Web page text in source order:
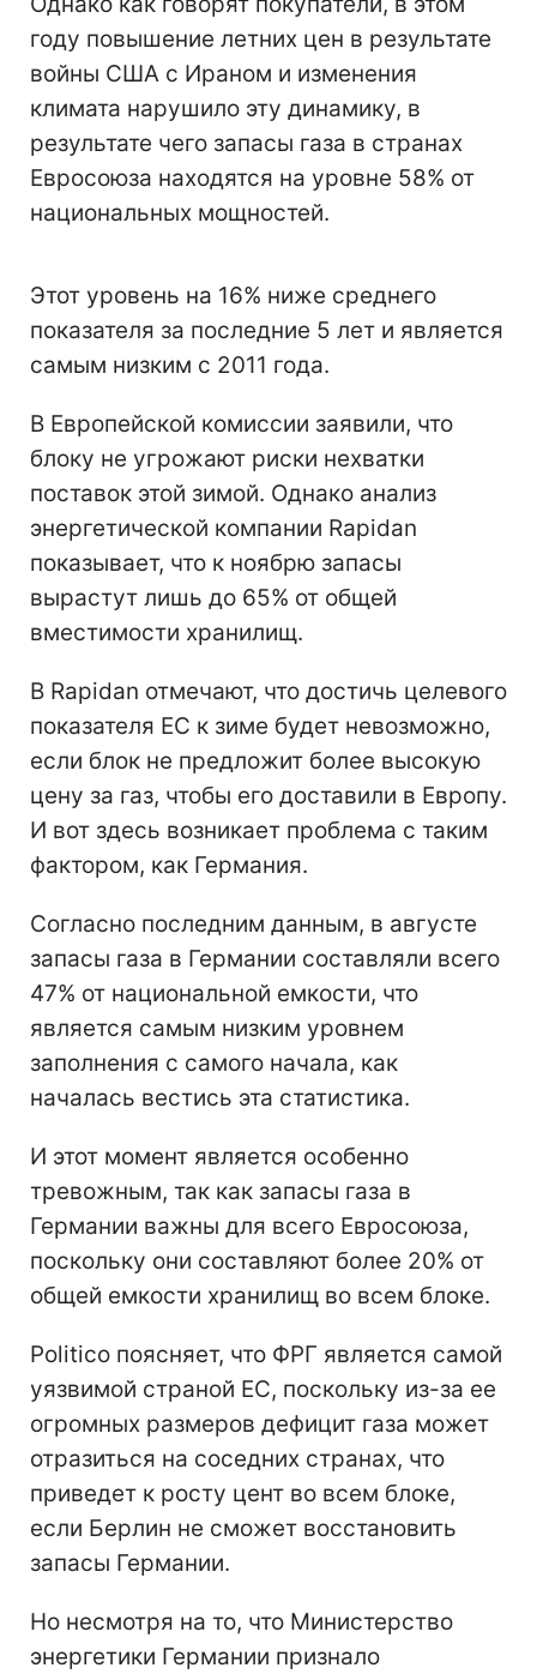
году повышение летних цен в результате
войны США с Ираном и изменения
климата нарушило эту динамику, в
результате чего запасы газа в странах
Евросоюза находятся на уровне 58% от
национальных мощностей.
Этот уровень на 16% ниже среднего
показателя за последние 5 лет и является
самым низким с 2011 года.
В Европейской комиссии заявили, что
блоку не угрожают риски нехватки
поставок этой зимой. Однако анализ
энергетической компании Rapidan
показывает, что к ноябрю запасы
вырастут лишь до 65% от общей
вместимости хранилищ.
В Rapidan отмечают, что достичь целевого
показателя ЕС к зиме будет невозможно,
если блок не предложит более высокую
цену за газ, чтобы его доставили в Европу.
И вот здесь возникает проблема с таким
фактором, как Германия.
Согласно последним данным, в августе
запасы газа в Германии составляли всего
47% от национальной емкости, что
является самым низким уровнем
заполнения с самого начала, как
началась вестись эта статистика.
И этот момент является особенно
тревожным, так как запасы газа в
Германии важны для всего Евросоюза,
поскольку они составляют более 20% от
общей емкости хранилищ во всем блоке.
Politico поясняет, что ФРГ является самой
уязвимой страной ЕС, поскольку из-за ее
огромных размеров дефицит газа может
отразиться на соседних странах, что
приведет к росту цент во всем блоке,
если Берлин не сможет восстановить
запасы Германии.
Но несмотря на то, что Министерство
энергетики Германии признало